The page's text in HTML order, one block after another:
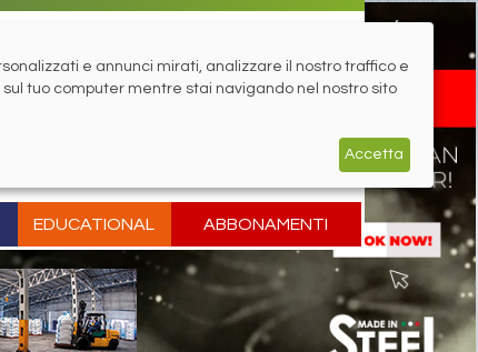
EDUCATIONAL ABBONAMENTI
e annunci mirati, analizzare il nostro traffico e
tuo computer mentre stai navigando nel nostro sito
Accetta